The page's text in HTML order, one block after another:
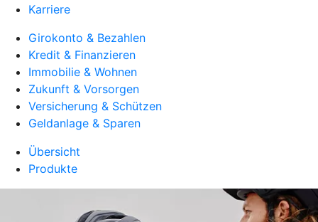
Karriere
Girokonto & Bezahlen
Kredit & Finanzieren
Immobilie & Wohnen
Zukunft & Vorsorgen
Versicherung & Schützen
Geldanlage & Sparen
Übersicht
Produkte